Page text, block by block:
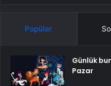
Popüler
Günlük
Pazar